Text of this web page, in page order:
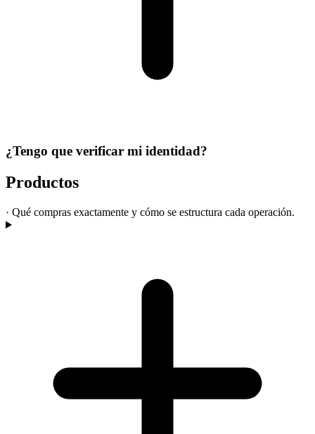
¿Tengo que verificar mi identidad?
Productos
· Qué compras exactamente y cómo se estructura cada operación.